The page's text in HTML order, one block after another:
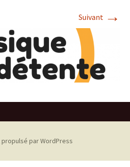
Suivant →
par WordPress